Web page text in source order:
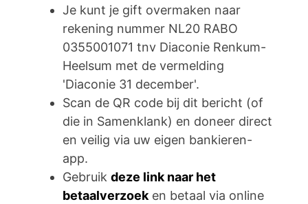
Je kunt je gift overmaken naar
rekening nummer NL20 RABO
0355001071 tnv Diaconie Renkum-
Heelsum met de vermelding
'Diaconie 31 december'.
Scan de QR code bij dit bericht (of
die in Samenklank) en doneer direct
en veilig via uw eigen bankieren-
app.
Gebruik deze link naar het
betaalverzoeken betaal via online